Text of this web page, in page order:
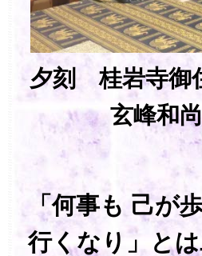
夕刻 桂岩寺御
玄峰和
「何事も 己が
行くなり」と